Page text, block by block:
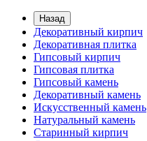
Назад
Декоративный кирпич
Декоративная плитка
Гипсовый кирпич
Гипсовая плитка
Гипсовый камень
Декоративный камень
Искусственный камень
Натуральный камень
Старинный кирпич